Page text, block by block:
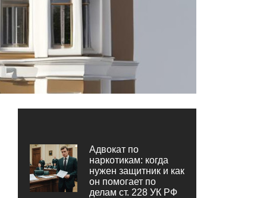
Адвокат по
наркотикам: когда
нужен защитник и как
он помогает по
делам ст. 228 УК РФ